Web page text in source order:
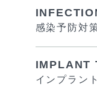
感染予防対
IMPLANT
インプラン